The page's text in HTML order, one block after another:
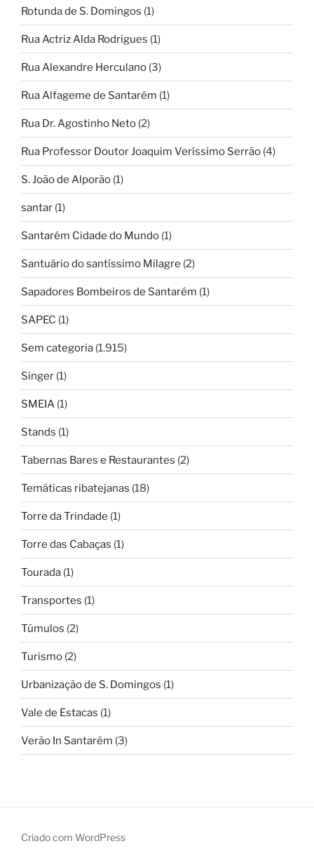
Rotunda de S. Domingos (1)
Rua Actriz Alda Rodrigues (1)
Rua Alexandre Herculano (3)
Rua Alfageme de Santarém (1)
Rua Dr. Agostinho Neto (2)
Rua Professor Doutor Joaquim Veríssimo Serrão (4)
S. João de Alporão (1)
santar (1)
Santarém Cidade do Mundo (1)
Santuário do santíssimo Milagre (2)
Sapadores Bombeiros de Santarém (1)
SAPEC (1)
Sem categoria (1.915)
Singer (1)
SMEIA (1)
Stands (1)
Tabernas Bares e Restaurantes (2)
Temáticas ribatejanas (18)
Torre da Trindade (1)
Torre das Cabaças (1)
Tourada (1)
Transportes (1)
Túmulos (2)
Turismo (2)
Urbanização de S. Domingos (1)
Vale de Estacas (1)
Verão In Santarém (3)
Criado com WordPress